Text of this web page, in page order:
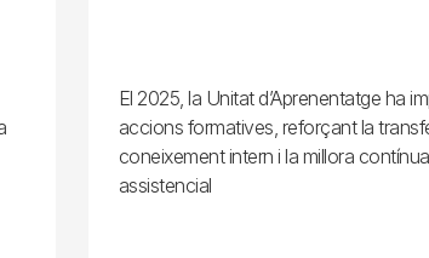
El 2025, la Unitat d’Aprenentatge ha
accions formatives, reforçant la
coneixement intern i la millora
assistencial